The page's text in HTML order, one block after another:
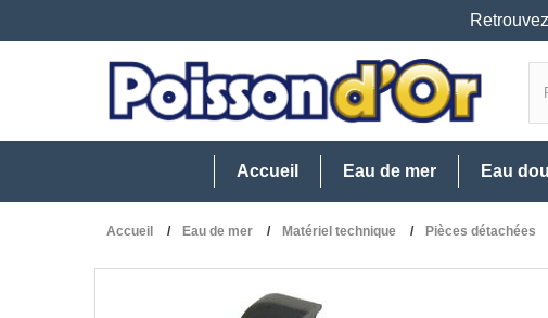
Accueil Eau de mer Eau
Accueil Eau de mer Matériel technique Pièces détachées